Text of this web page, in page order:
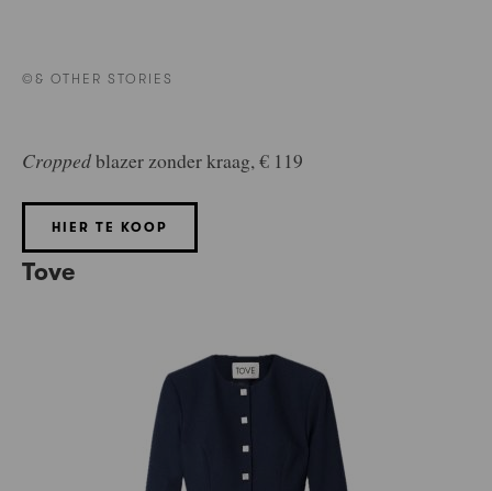
©& OTHER STORIES
Croppedblazer zonder kraag, € 119
HIER TE KOOP
Tove